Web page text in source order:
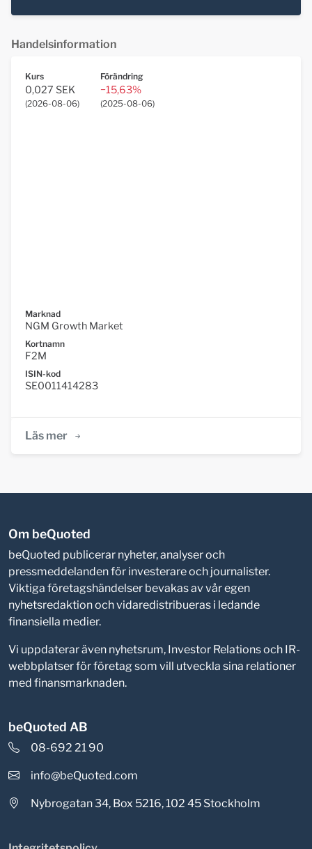
Handelsinformation
Kurs
0,027 SEK
(2026-08-06)
Förändring
−15,63%
(2025-08-06)
Marknad
NGM Growth Market
Kortnamn
F2M
ISIN-kod
SE0011414283
Läs mer
Om beQuoted
beQuoted publicerar nyheter, analyser och
pressmeddelanden för investerare och journalister.
Viktiga företagshändelser bevakas av vår egen
nyhetsredaktion och vidaredistribueras i ledande
finansiella medier.
Vi uppdaterar även nyhetsrum, Investor Relations och IR-
webbplatser för företag som vill utveckla sina relationer
med finansmarknaden.
beQuoted AB
08-692 21 90
info@beQuoted.com
Nybrogatan 34, Box 5216, 102 45 Stockholm